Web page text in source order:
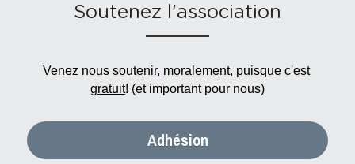
Soutenez l'association
Venez nous soutenir, moralement, puisque c'est
gratuit! (et important pour nous)
Adhésion